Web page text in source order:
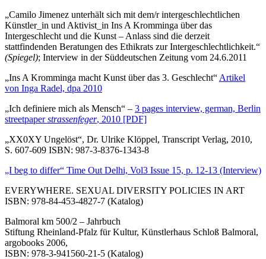
„Camilo Jimenez unterhält sich mit dem/r intergeschlechtlichen
Künstler_in und Aktivist_in Ins A Kromminga über das
Intergeschlecht und die Kunst – Anlass sind die derzeit
stattfindenden Beratungen des Ethikrats zur Intergeschlechtlichkeit.“
(Spiegel); Interview in der Süddeutschen Zeitung vom 24.6.2011
„Ins A Kromminga macht Kunst über das 3. Geschlecht“ Artikel
von Inga Radel, dpa 2010
„Ich definiere mich als Mensch“ – 3 pages interview, german, Berlin
streetpaperstrassenfeger, 2010 [PDF]
„XX0XY Ungelöst“, Dr. Ulrike Klöppel, Transcript Verlag, 2010,
S. 607-609 ISBN: 987-3-8376-1343-8
„I beg to differ“ Time Out Delhi, Vol3 Issue 15, p. 12-13 (Interview)
EVERYWHERE. SEXUAL DIVERSITY POLICIES IN ART
ISBN: 978-84-453-4827-7 (Katalog)
Balmoral km 500/2 – Jahrbuch
Stiftung Rheinland-Pfalz für Kultur, Künstlerhaus Schloß Balmoral,
argobooks 2006,
ISBN: 978-3-941560-21-5 (Katalog)